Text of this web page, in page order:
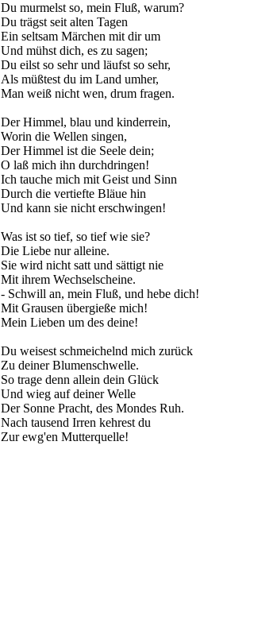
Du murmelst so, mein Fluß, warum?
Du trägst seit alten Tagen
Ein seltsam Märchen mit dir um
Und mühst dich, es zu sagen;
Du eilst so sehr und läufst so sehr,
Als müßtest du im Land umher,
Man weiß nicht wen, drum fragen.
Der Himmel, blau und kinderrein,
Worin die Wellen singen,
Der Himmel ist die Seele dein;
O laß mich ihn durchdringen!
Ich tauche mich mit Geist und Sinn
Durch die vertiefte Bläue hin
Und kann sie nicht erschwingen!
Was ist so tief, so tief wie sie?
Die Liebe nur alleine.
Sie wird nicht satt und sättigt nie
Mit ihrem Wechselscheine.
- Schwill an, mein Fluß, und hebe dich!
Mit Grausen übergieße mich!
Mein Lieben um des deine!
Du weisest schmeichelnd mich zurück
Zu deiner Blumenschwelle.
So trage denn allein dein Glück
Und wieg auf deiner Welle
Der Sonne Pracht, des Mondes Ruh.
Nach tausend Irren kehrest du
Zur ewg'en Mutterquelle!